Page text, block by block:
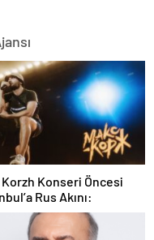
Korzh Konseri Öncesi
Rus Akını: